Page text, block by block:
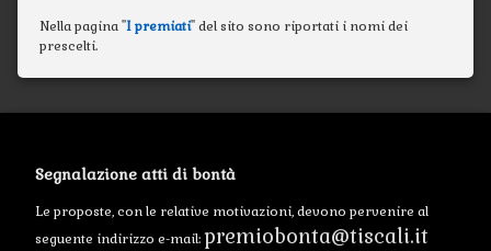
Nella pagina "I premiati" del sito sono riportati i nomi dei
prescelti.
Segnalazione atti di bontà
Le proposte, con le relative motivazioni, devono pervenire al
seguente indirizzo e-mail:premiobonta@tiscali.it